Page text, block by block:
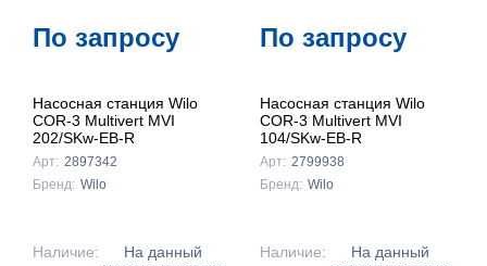
По запросу
Насосная станция Wilo
COR-3 Multivert MVI
202/SKw-EB-R
Арт: 2897342
Бренд: Wilo
Наличие:
На данный
По запросу
Насосная станция Wilo
COR-3 Multivert MVI
104/SKw-EB-R
Арт: 2799938
Бренд: Wilo
Наличие:
На данный